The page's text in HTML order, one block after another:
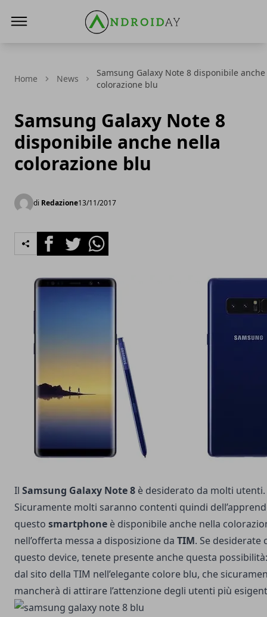
Home News
Samsung Galaxy Note 8 disponibile
colorazione blu
Samsung Galaxy Note 8
disponibile anche nella
colorazione blu
di Redazione13/11/2017
FacebookTwitterWhatsapp
Il Samsung Galaxy Note 8 è desiderato da molti utenti.
Sicuramente molti saranno contenti quindi
questo smartphone è disponibile anche nella
nell’offerta messa a disposizione da TIM. Se desiderate
questo device, tenete presente anche questa
dal sito della TIM nell’elegante colore blu, che
mancherà di attirare l’attenzione degli utenti più